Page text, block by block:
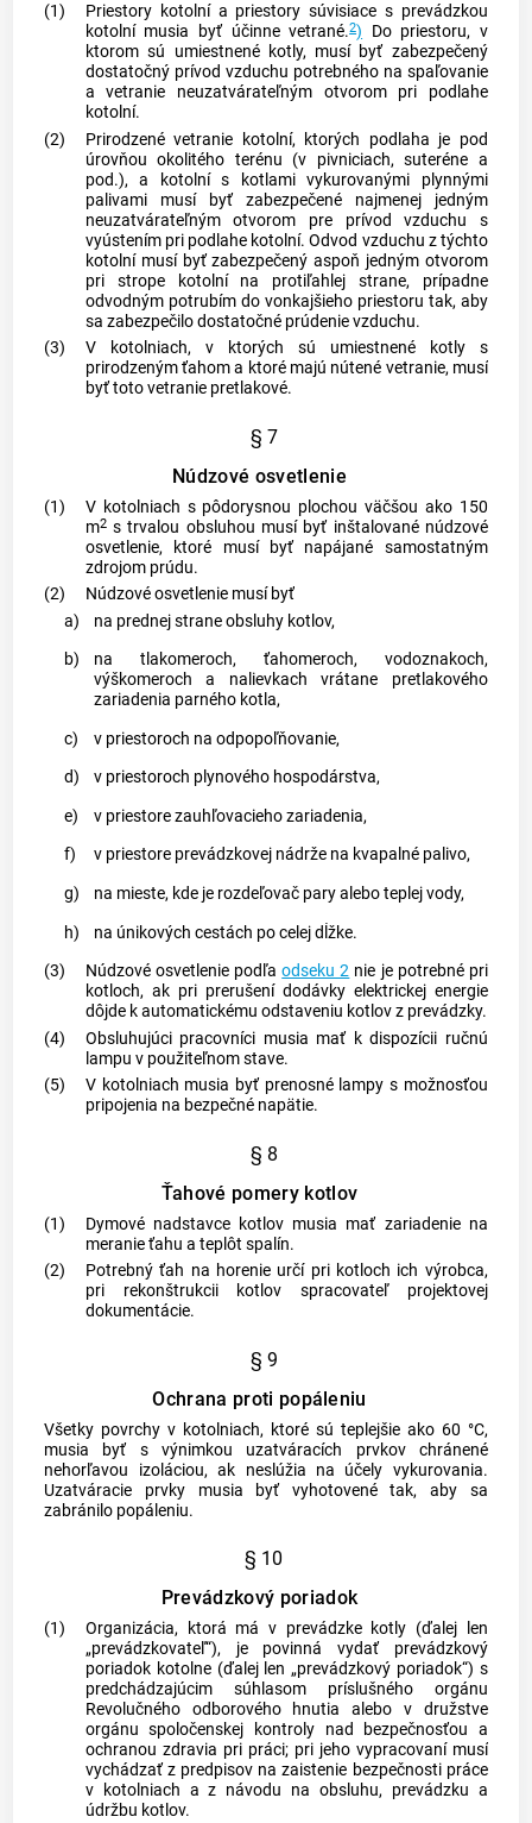
(1)
Priestory kotolní a priestory súvisiace s prevádzkou
kotolní musia byť účinne vetrané.2) Do priestoru, v
ktorom sú umiestnené kotly, musí byť zabezpečený
dostatočný prívod vzduchu potrebného na spaľovanie
a vetranie neuzatvárateľným otvorom pri podlahe
kotolní.
(2)
Prirodzené vetranie kotolní, ktorých podlaha je pod
úrovňou okolitého terénu (v pivniciach, suteréne a
pod.), a kotolní s kotlami vykurovanými plynnými
palivami musí byť zabezpečené najmenej jedným
neuzatvárateľným otvorom pre prívod vzduchu s
vyústením pri podlahe kotolní. Odvod vzduchu z týchto
kotolní musí byť zabezpečený aspoň jedným otvorom
pri strope kotolní na protiľahlej strane, prípadne
odvodným potrubím do vonkajšieho priestoru tak, aby
sa zabezpečilo dostatočné prúdenie vzduchu.
(3)
V kotolniach, v ktorých sú umiestnené kotly s
prirodzeným ťahom a ktoré majú nútené vetranie, musí
byť toto vetranie pretlakové.
§ 7
Núdzové osvetlenie
(1)
V kotolniach s pôdorysnou plochou väčšou ako 150
m2s trvalou obsluhou musí byť inštalované núdzové
osvetlenie, ktoré musí byť napájané samostatným
zdrojom prúdu.
(2)
Núdzové osvetlenie musí byť
a)
na prednej strane obsluhy kotlov,
b)
na tlakomeroch, ťahomeroch, vodoznakoch,
výškomeroch a nalievkach vrátane pretlakového
zariadenia parného kotla,
c)
v priestoroch na odpopoľňovanie,
d)
v priestoroch plynového hospodárstva,
e)
v priestore zauhľovacieho zariadenia,
f)
v priestore prevádzkovej nádrže na kvapalné palivo,
g)
na mieste, kde je rozdeľovač pary alebo teplej vody,
h)
na únikových cestách po celej dĺžke.
(3)
Núdzové osvetlenie podľaodseku 2 nie je potrebné pri
kotloch, ak pri prerušení dodávky elektrickej energie
dôjde k automatickému odstaveniu kotlov z prevádzky.
(4)
Obsluhujúci pracovníci musia mať k dispozícii ručnú
lampu v použiteľnom stave.
(5)
V kotolniach musia byť prenosné lampy s možnosťou
pripojenia na bezpečné napätie.
§ 8
Ťahové pomery kotlov
(1)
Dymové nadstavce kotlov musia mať zariadenie na
meranie ťahu a teplôt spalín.
(2)
Potrebný ťah na horenie určí pri kotloch ich výrobca,
pri rekonštrukcii kotlov spracovateľ projektovej
dokumentácie.
§ 9
Ochrana proti popáleniu
Všetky povrchy v kotolniach, ktoré sú teplejšie ako 60 °C,
musia byť s výnimkou uzatváracích prvkov chránené
nehorľavou izoláciou, ak neslúžia na účely vykurovania.
Uzatváracie prvky musia byť vyhotovené tak, aby sa
zabránilo popáleniu.
§ 10
Prevádzkový poriadok
(1)
Organizácia, ktorá má v prevádzke kotly (ďalej len
„prevádzkovateľ“), je povinná vydať prevádzkový
poriadok kotolne (ďalej len „prevádzkový poriadok“) s
predchádzajúcim súhlasom príslušného orgánu
Revolučného odborového hnutia alebo v družstve
orgánu spoločenskej kontroly nad bezpečnosťou a
ochranou zdravia pri práci; pri jeho vypracovaní musí
vychádzať z predpisov na zaistenie bezpečnosti práce
v kotolniach a z návodu na obsluhu, prevádzku a
údržbu kotlov.